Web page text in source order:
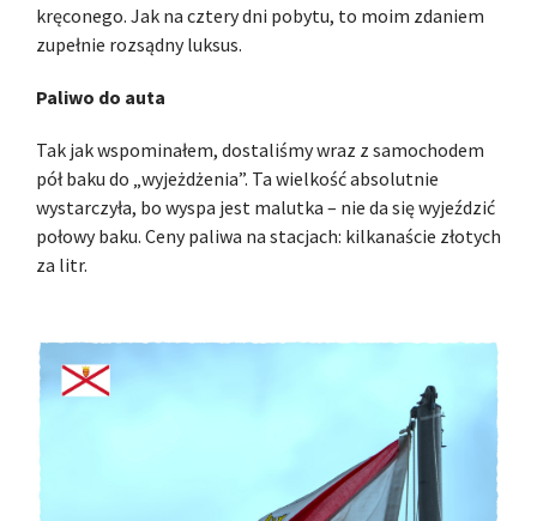
kręconego. Jak na cztery dni pobytu, to moim zdaniem
zupełnie rozsądny luksus.
Paliwo do auta
Tak jak wspominałem, dostaliśmy wraz z samochodem
pół baku do „wyjeżdżenia”. Ta wielkość absolutnie
wystarczyła, bo wyspa jest malutka – nie da się wyjeździć
połowy baku. Ceny paliwa na stacjach: kilkanaście złotych
za litr.